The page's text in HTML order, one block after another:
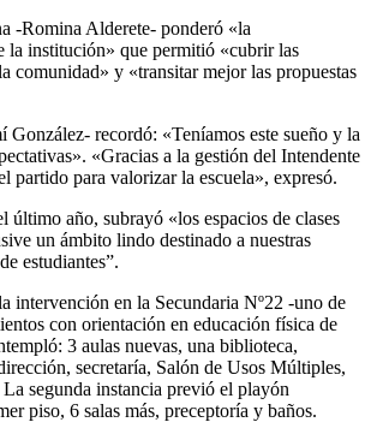
-Romina Alderete- ponderó «la
la institución» que permitió «cubrir las
comunidad» y «transitar mejor las propuestas
González- recordó: «Teníamos este sueño y la
«Gracias a la gestión del Intendente
partido para valorizar la escuela», expresó.
último año, subrayó «los espacios de clases
un ámbito lindo destinado a nuestras
estudiantes”.
intervención en la Secundaria Nº22 -uno de
con orientación en educación física de
3 aulas nuevas, una biblioteca,
secretaría, Salón de Usos Múltiples,
segunda instancia previó el playón
piso, 6 salas más, preceptoría y baños.